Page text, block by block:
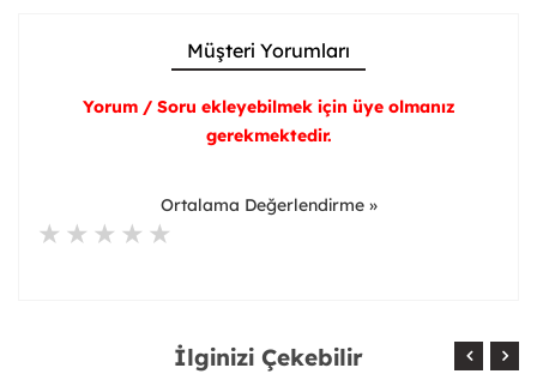
Müşteri Yorumları
Yorum / Soru ekleyebilmek için üye olmanız
gerekmektedir.
Ortalama Değerlendirme »
İlginizi Çekebilir